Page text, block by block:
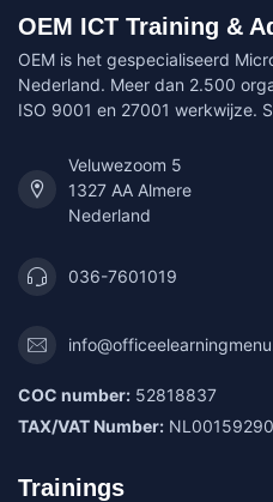
OEM ICT Training &
OEM is het gespecialiseerd
Nederland. Meer dan 2.500
ISO 9001 en 27001 werkwijze.
Veluwezoom 5
1327 AA Almere
Nederland
036-7601019
COC number: 52818837
TAX/VAT Number:
Trainings